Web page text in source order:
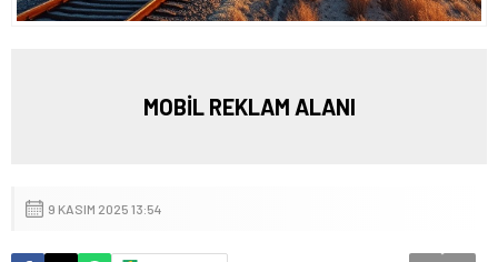
MOBİL REKLAM ALANI
9 KASIM 2025 13:54